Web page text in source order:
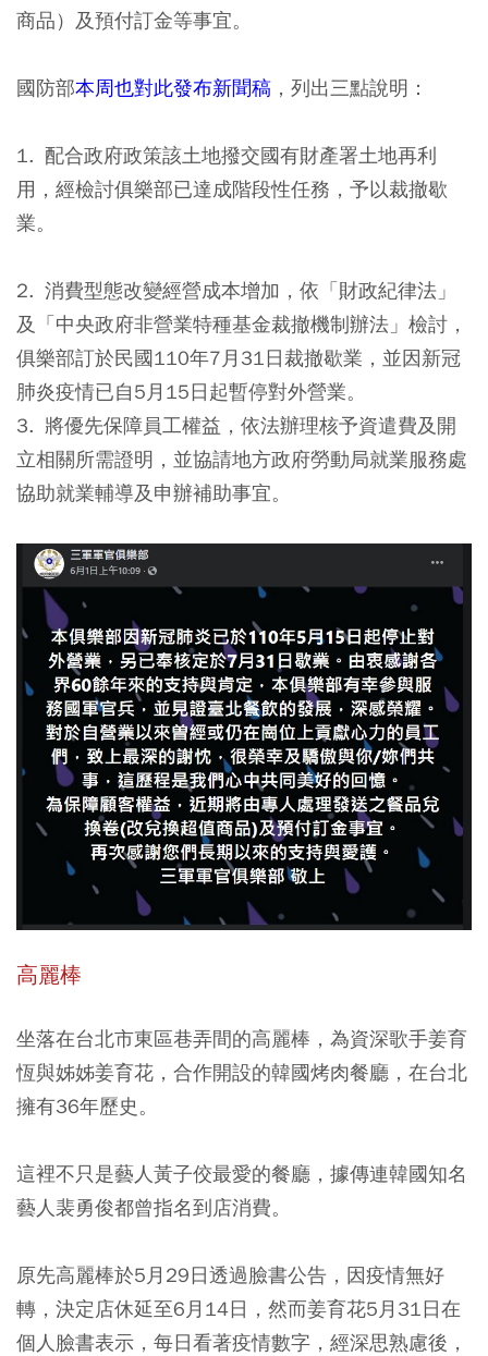
商品）及預付訂金等事宜。
國防部本周也對此發布新聞稿 ，列出三點說明：
1. 配合政府政策該土地撥交國有財產署土地再利
用，經檢討俱樂部已達成階段性任務，予以裁撤歇
業。
2. 消費型態改變經營成本增加，依「財政紀律法」
及「中央政府非營業特種基金裁撤機制辦法」檢討，
俱樂部訂於民國110年7月31日裁撤歇業，並因新冠
肺炎疫情已自5月15日起暫停對外營業。
3. 將優先保障員工權益，依法辦理核予資遣費及開
立相關所需證明，並協請地方政府勞動局就業服務處
協助就業輔導及申辦補助事宜。
高麗棒
坐落在台北市東區巷弄間的高麗棒， 為資深歌手姜育
恆與姊姊姜育花，合作開設的韓國烤肉餐廳 ，在台北
擁有36年歷史。
這裡不只是藝人黃子佼最愛的餐廳，據傳連韓國知名
藝人裴勇俊都曾指名到店消費。
原先高麗棒於5月29日透過臉書公告，因疫情無好
轉，決定店休延至6月14日，然而姜育花5月31日在
個人臉書表示，每日看著疫情數字，經深思熟慮後，